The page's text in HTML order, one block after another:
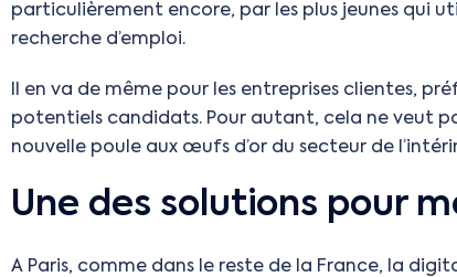
particulièrement encore, par les plus jeunes qui
recherche d’emploi.
Il en va de même pour les entreprises clientes,
potentiels candidats. Pour autant, cela ne veut
nouvelle poule aux œufs d’or du secteur de
Une des solutions pour
A Paris, comme dans le reste de la France, la